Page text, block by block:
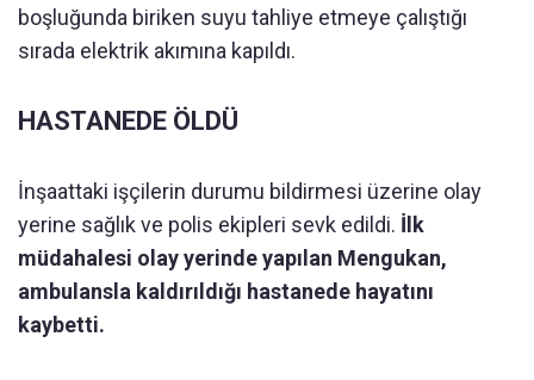
boşluğunda biriken suyu tahliye etmeye çalıştığı
sırada elektrik akımına kapıldı.
HASTANEDE ÖLDÜ
İnşaattaki işçilerin durumu bildirmesi üzerine olay
yerine sağlık ve polis ekipleri sevk edildi. İlk
müdahalesi olay yerinde yapılan Mengukan,
ambulansla kaldırıldığı hastanede hayatını
kaybetti.